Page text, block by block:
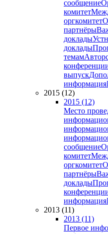
сообщение
комитет
оргкомитет
партнёры
доклады
доклады
темам
выпуск
информация
2015 (12)
2015 (12)
Место
сообщение
комитет
оргкомитет
партнёры
доклады
информация
2013 (11)
2013 (11)
Первое